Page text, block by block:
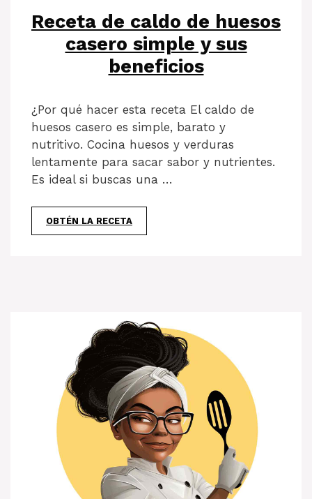
Receta de caldo de huesos
casero simple y sus
beneficios
¿Por qué hacer esta receta El caldo de
huesos casero es simple, barato y
nutritivo. Cocina huesos y verduras
lentamente para sacar sabor y nutrientes.
Es ideal si buscas una …
OBTÉN LA RECETA